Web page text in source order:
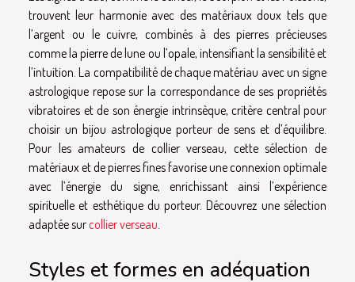
trouvent leur harmonie avec des matériaux doux tels que
l’argent ou le cuivre, combinés à des pierres précieuses
comme la pierre de lune ou l’opale, intensifiant la sensibilité et
l’intuition. La compatibilité de chaque matériau avec un signe
astrologique repose sur la correspondance de ses propriétés
vibratoires et de son énergie intrinsèque, critère central pour
choisir un bijou astrologique porteur de sens et d’équilibre.
Pour les amateurs de collier verseau, cette sélection de
matériaux et de pierres fines favorise une connexion optimale
avec l’énergie du signe, enrichissant ainsi l’expérience
spirituelle et esthétique du porteur. Découvrez une sélection
adaptée surcollier verseau
Styles et formes en adéquation